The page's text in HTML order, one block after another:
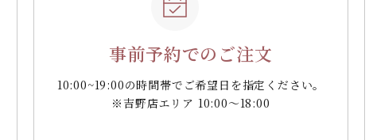
事前予約でのご注文
10:00~19:00の時間帯で ご希望日を指定ください。
※吉野店エリア 10:00～18:00